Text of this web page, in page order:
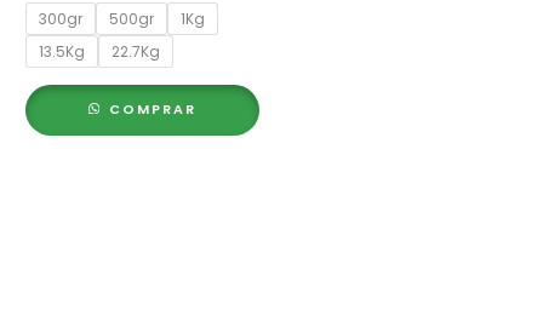
precios:
desde
hasta
S/ 510.00
300gr 500gr
1Kg
13.5Kg
22.7Kg
COMPRAR